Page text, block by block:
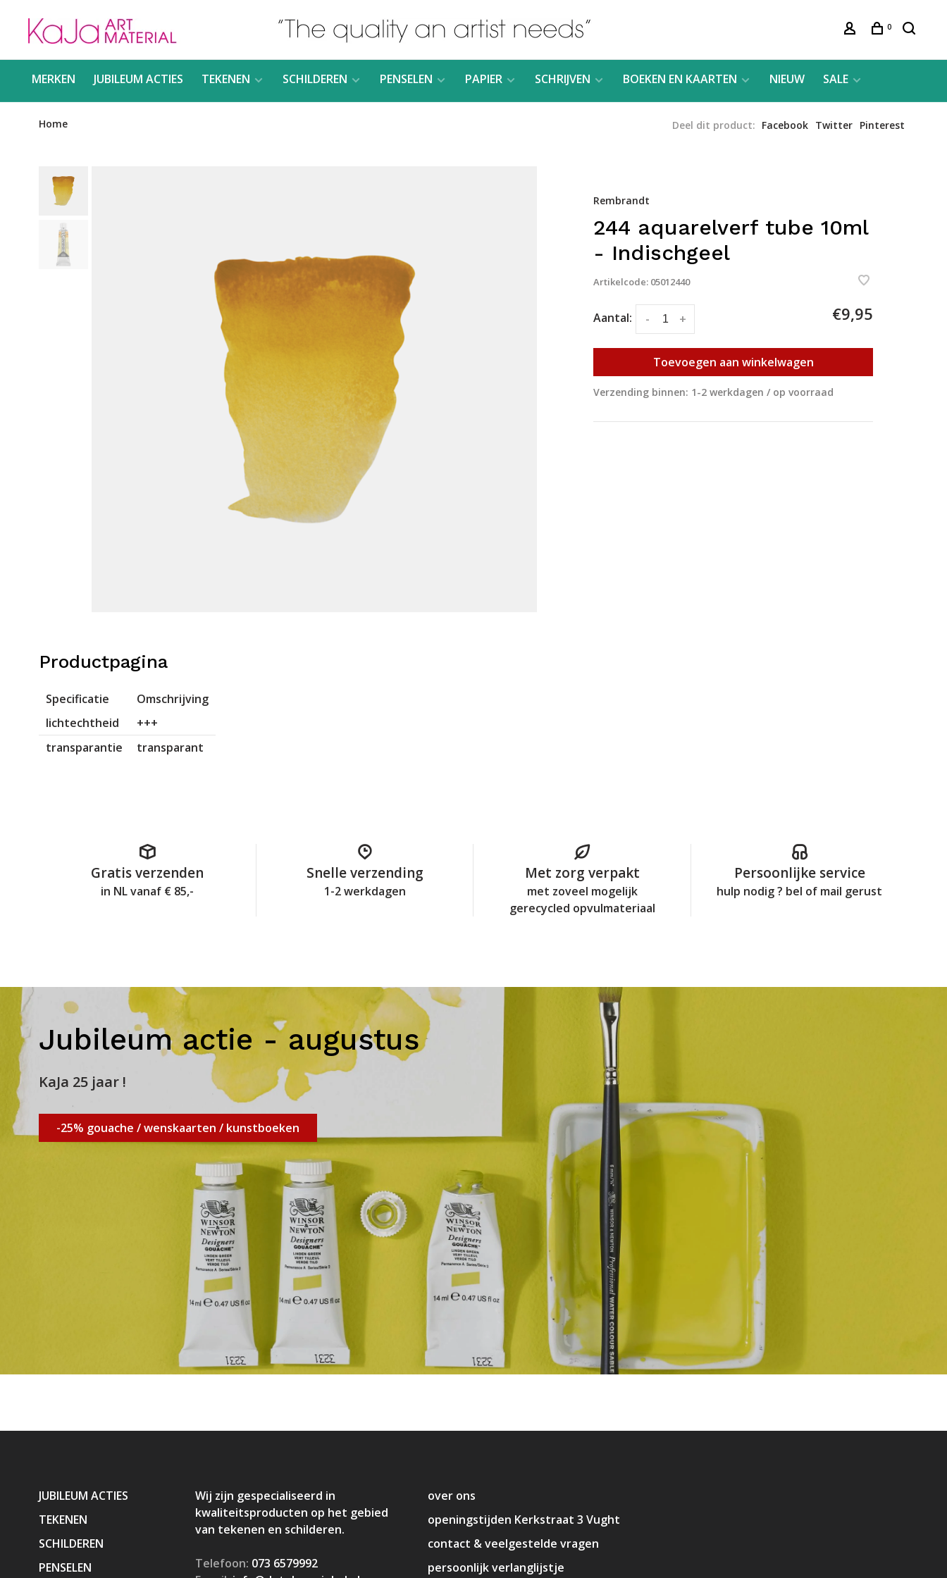
0
MERKEN JUBILEUM ACTIES TEKENEN SCHILDEREN PENSELEN PAPIER SCHRIJVEN BOEKEN EN KAARTEN NIEUW SALE
Home Deel dit product: Facebook Twitter Pinterest
Rembrandt
244 aquarelverf tube 10ml
- Indischgeel
Artikelcode: 05012440
Aantal: +
- €9,95
Toevoegen aan winkelwagen
Verzending binnen: 1-2 werkdagen / op voorraad
Productpagina
Specificatie
Omschrijving
lichtechtheid
+++
transparantie
transparant
Gratis verzenden
in NL vanaf € 85,-
Snelle verzending
1-2 werkdagen
Met zorg verpakt
met zoveel mogelijk
gerecycled opvulmateriaal
Persoonlijke service
hulp nodig ? bel of mail gerust
Jubileum actie - augustus
KaJa 25 jaar !
-25% gouache / wenskaarten / kunstboeken
JUBILEUM ACTIES
TEKENEN
SCHILDEREN
PENSELEN
Wij zijn gespecialiseerd in
kwaliteitsproducten op het gebied
van tekenen en schilderen.
Telefoon: 073 6579992
over ons
openingstijden Kerkstraat 3 Vught
contact & veelgestelde vragen
persoonlijk verlanglijstje